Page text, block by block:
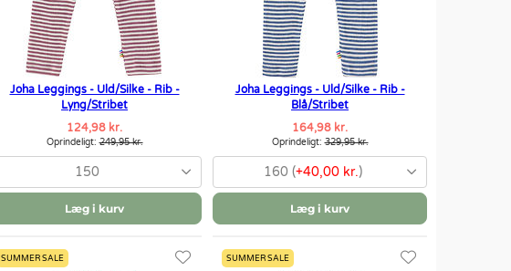
Joha Leggings - Uld/Silke - Rib -
Lyng/Stribet
124,98 kr.
Oprindeligt:249,95 kr.
150
Læg i kurv
Joha Leggings - Uld/Silke - Rib -
Blå/Stribet
164,98 kr.
Oprindeligt:329,95 kr.
160 (+40,00 kr.)
Læg i kurv
SUMMER SALE SUMMER SALE